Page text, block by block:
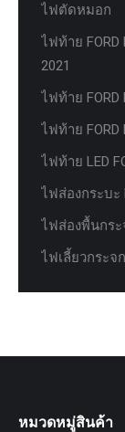
ไฟตัดหมอก
ไฟท้าย FORD
2021
ไฟท้าย FORD
ไฟท้าย FORD
ไฟท้าย LED
ไฟส่องกระบะ
ไฟส่องพื้นกระ
ไฟเลี้ยวกระจก
หมวดหมู่สินค้า